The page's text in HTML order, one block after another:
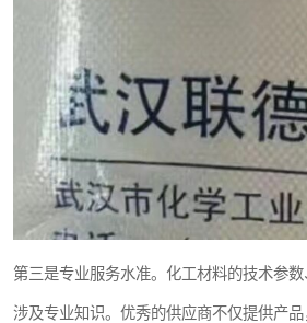
第三是专业服务水准。化工材料的技术参
涉及专业知识。优秀的供应商不仅提供产